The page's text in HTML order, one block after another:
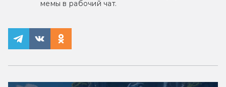
мемы в рабочий чат.